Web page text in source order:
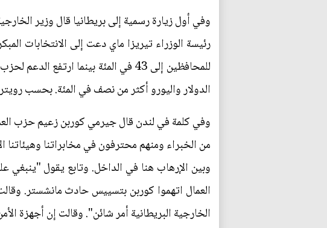
وفي أول زيارة رسمية إلى بريطانيا قال وزير
رئيسة الوزراء تيريزا ماي دعت إلى الانتخابات
الدولار واليورو أكثر من نصف في المئة. بحسب
وفي كلمة في لندن قال جيرمي كوربن زعيم حزب
من الخبراء ومنهم محترفون في مخابراتنا وهيئاتنا
وبين الإرهاب هنا في الداخل. وتابع يقول
العمال اتهموا كوربن بتسييس حادث مانشستر.
الخارجية البريطانية أمر شائن". وقالت إن أجهزة الأمن أحبطت 18 مؤامرة